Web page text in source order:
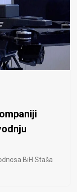
BiH Staša